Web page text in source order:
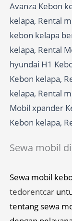
Avanza Kebon
kelapa, Rental
kebon kelapa
kelapa, Rental
hyundai H1
Kebon kelapa,
kelapa, Rental
Mobil xpander
Kebon kelapa,
Sewa mobil
Sewa mobil
tedorentcar
tentang sewa